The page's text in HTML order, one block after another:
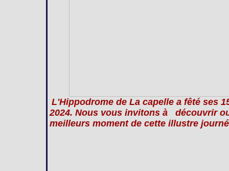
L'Hippodrome de La capelle a fêté ses
2024. Nous vous invitons à découvrir
meilleurs moment de cette illustre